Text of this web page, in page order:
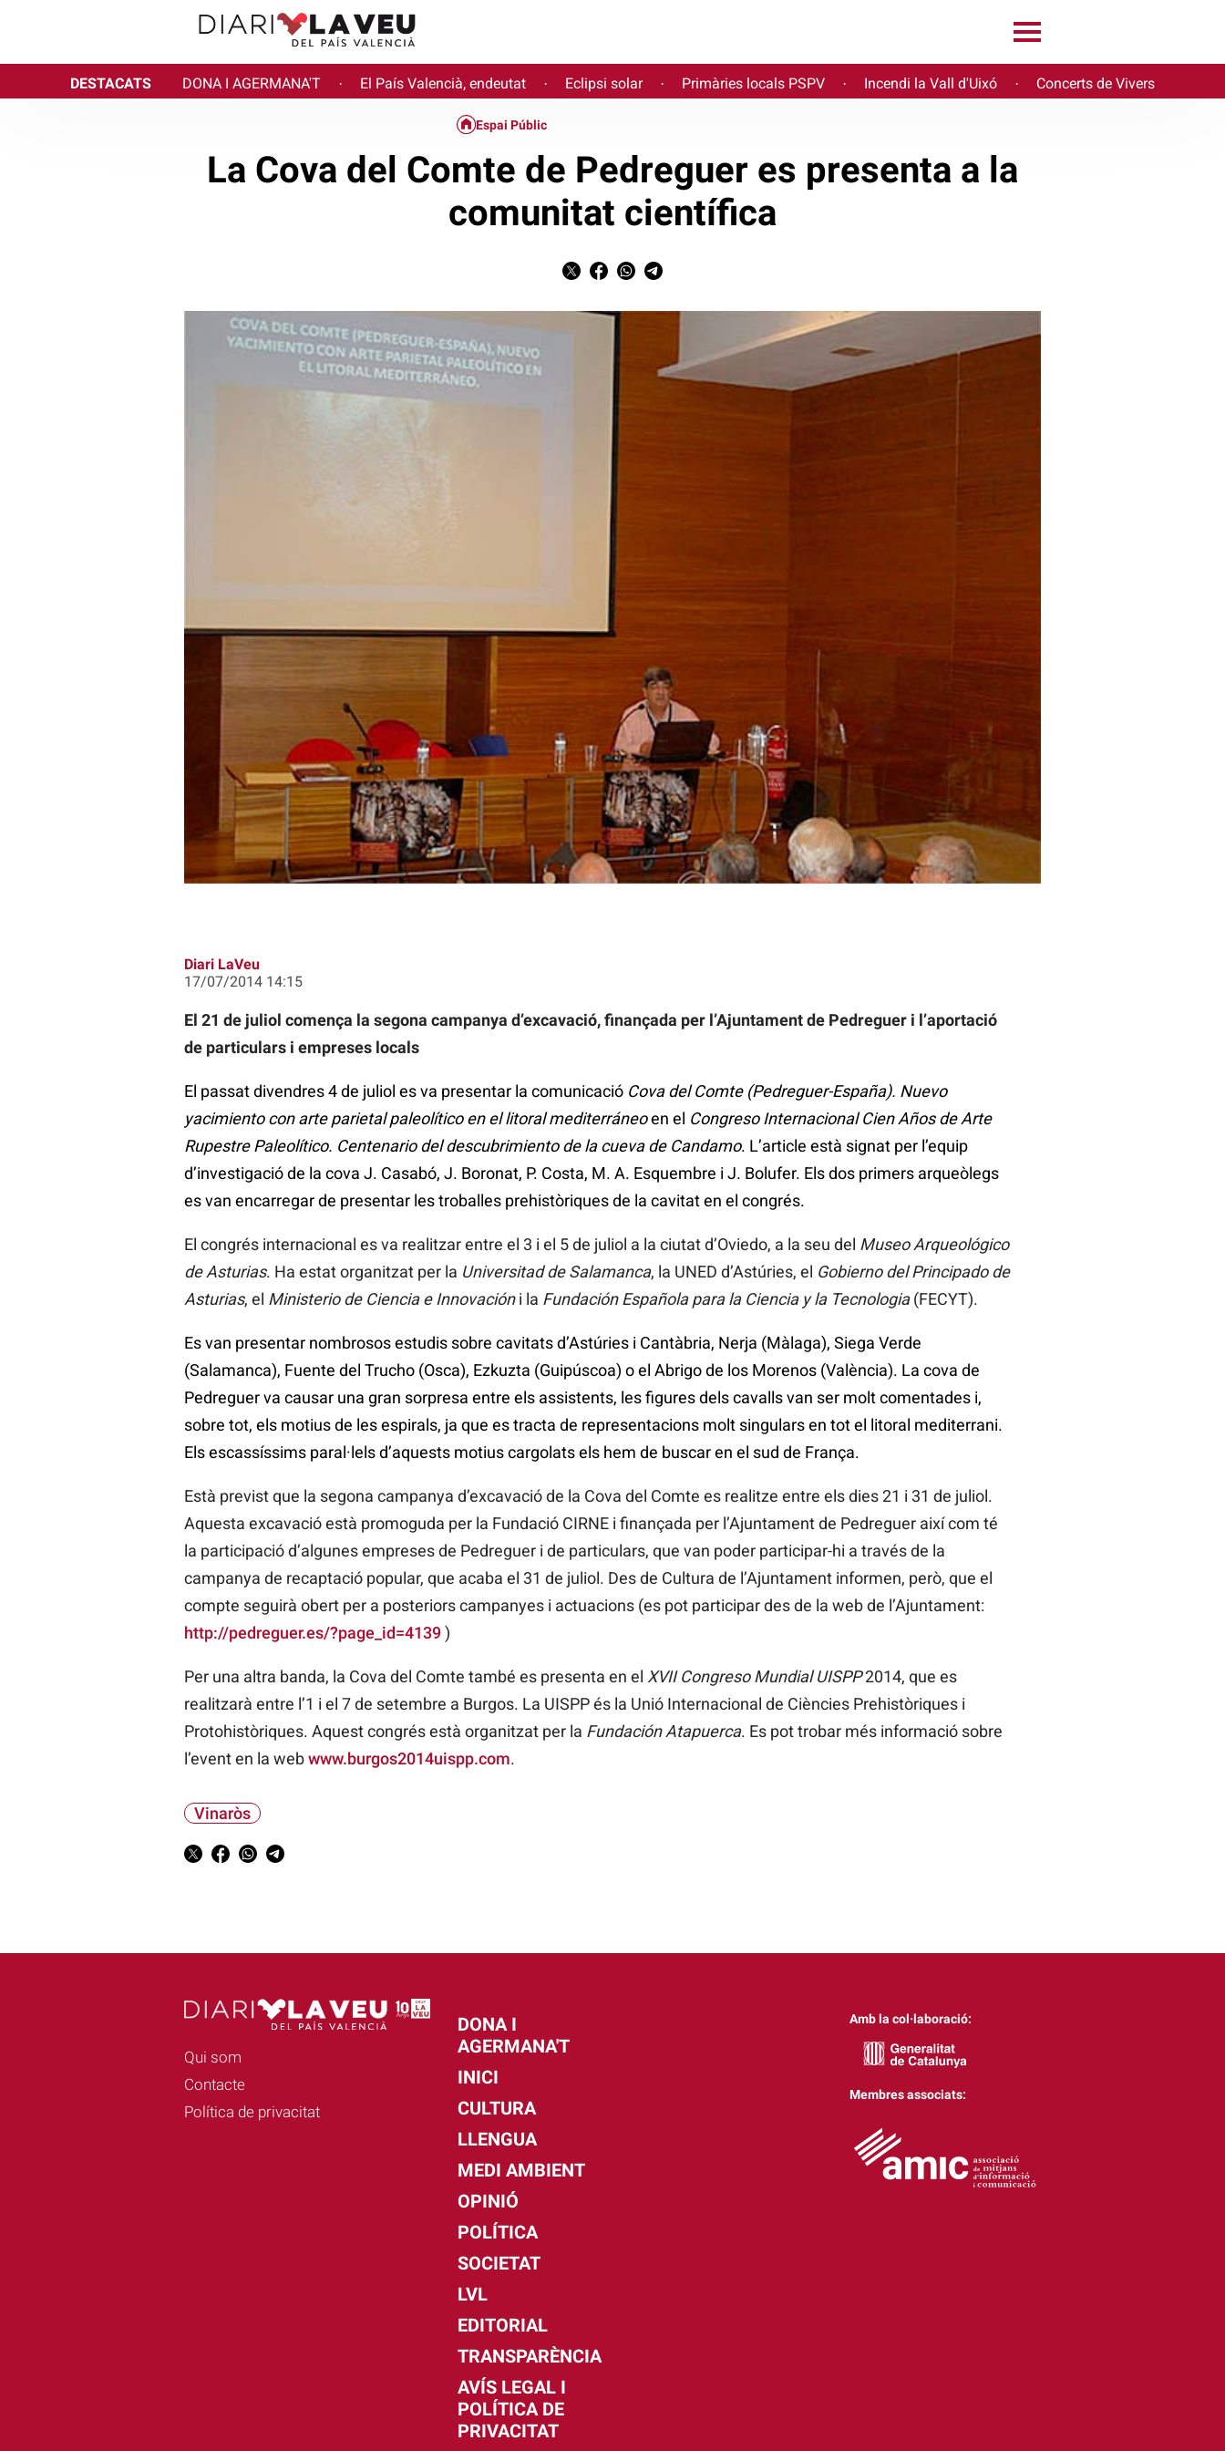
DESTACATS DONA I AGERMANA'T · El País Valencià, endeutat · Eclipsi solar · Primàries locals PSPV · Incendi la Vall d'Uixó · Concerts de Vivers
Espai Públic
La Cova del Comte de Pedreguer es presenta a la
comunitat científica
Diari LaVeu
17/07/2014 14:15
El 21 de juliol comença la segona campanya d’excavació, finançada per l’Ajuntament de Pedreguer i l’aportació
de particulars i empreses locals
El passat divendres 4 de juliol es va presentar la comunicació Cova del Comte (Pedreguer-España). Nuevo
yacimiento con arte parietal paleolítico en el litoral mediterráneoen el Congreso Internacional Cien Años de Arte
Rupestre Paleolítico. Centenario del descubrimiento de la cueva de Candamo. L’article està signat per l’equip
d’investigació de la cova J. Casabó, J. Boronat, P. Costa, M. A. Esquembre i J. Bolufer. Els dos primers arqueòlegs
es van encarregar de presentar les troballes prehistòriques de la cavitat en el congrés.
El congrés internacional es va realitzar entre el 3 i el 5 de juliol a la ciutat d’Oviedo, a la seu del Museo Arqueológico
de Asturias. Ha estat organitzat per la Universitad de Salamanca, la UNED d’Astúries, el Gobierno del Principado de
Asturias, el Ministerio de Ciencia e Innovacióni la Fundación Española para la Ciencia y la Tecnologia(FECYT).
Es van presentar nombrosos estudis sobre cavitats d’Astúries i Cantàbria, Nerja (Màlaga), Siega Verde
(Salamanca), Fuente del Trucho (Osca), Ezkuzta (Guipúscoa) o el Abrigo de los Morenos (València). La cova de
Pedreguer va causar una gran sorpresa entre els assistents, les figures dels cavalls van ser molt comentades i,
sobre tot, els motius de les espirals, ja que es tracta de representacions molt singulars en tot el litoral mediterrani.
Els escassíssims paral·lels d’aquests motius cargolats els hem de buscar en el sud de França.
Està previst que la segona campanya d’excavació de la Cova del Comte es realitze entre els dies 21 i 31 de juliol.
Aquesta excavació està promoguda per la Fundació CIRNE i finançada per l’Ajuntament de Pedreguer així com té
la participació d’algunes empreses de Pedreguer i de particulars, que van poder participar-hi a través de la
campanya de recaptació popular, que acaba el 31 de juliol. Des de Cultura de l’Ajuntament informen, però, que el
compte seguirà obert per a posteriors campanyes i actuacions (es pot participar des de la web de l’Ajuntament:
http://pedreguer.es/?page_id=4139)
Per una altra banda, la Cova del Comte també es presenta en el XVII Congreso Mundial UISPP2014, que es
realitzarà entre l’1 i el 7 de setembre a Burgos. La UISPP és la Unió Internacional de Ciències Prehistòriques i
Protohistòriques. Aquest congrés està organitzat per la Fundación Atapuerca. Es pot trobar més informació sobre
l’event en la webwww.burgos2014uispp.com.
Vinaròs
Qui som
Contacte
Política de privacitat
DONA I
AGERMANA'T
INICI
CULTURA
LLENGUA
MEDI AMBIENT
OPINIÓ
POLÍTICA
SOCIETAT
LVL
EDITORIAL
TRANSPARÈNCIA
AVÍS LEGAL I
POLÍTICA DE
PRIVACITAT
Amb la col·laboració:
Membres associats: